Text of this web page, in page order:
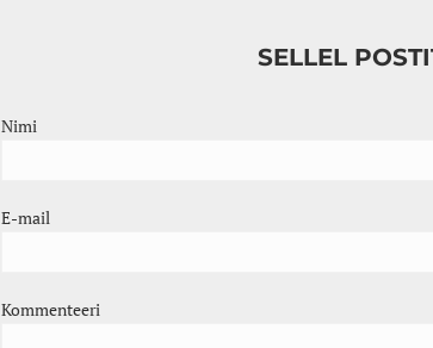
SELLEL
Nimi
E-mail
Kommenteeri